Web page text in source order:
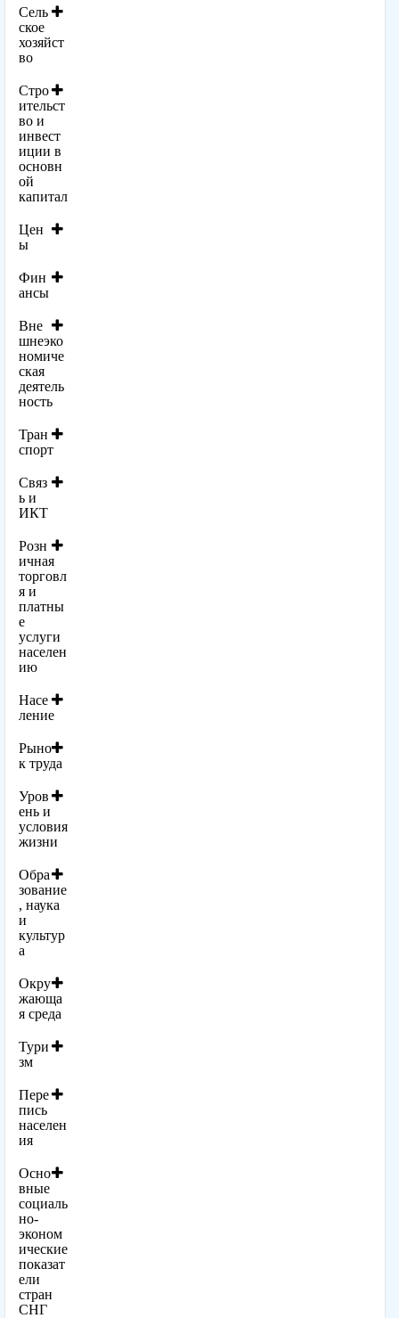
Сель
ское
хозяйст
во
Стро
ительст
во и
инвест
иции в
основн
ой
капитал
Цен
ы
Фин
ансы
Вне
шнеэко
номиче
ская
деятель
ность
Тран
спорт
Связ
ь и
ИКТ
Розн
ичная
торговл
я и
платны
е
услуги
населен
ию
Насе
ление
Рыно
к труда
Уров
ень и
условия
жизни
Обра
зование
, наука
и
культур
а
Окру
жающа
я среда
Тури
зм
Пере
пись
населен
ия
Осно
вные
социаль
но-
эконом
ические
показат
ели
стран
СНГ